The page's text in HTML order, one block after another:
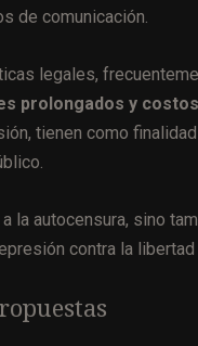
de comunicación​.
legales,
prolongados y
tienen como
la autocensura, sino
contra la